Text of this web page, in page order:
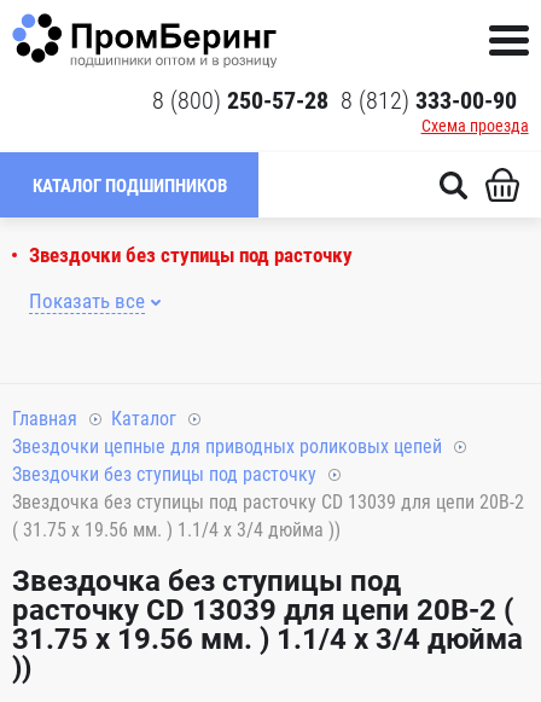
8 (800) 250-57-28 8 (812) 333-00-90
Схема проезда
КАТАЛОГ ПОДШИПНИКОВ
Звездочки без ступицы под расточку
Показать все
Главная
Каталог
Звездочки цепные для приводных роликовых цепей
Звездочки без ступицы под расточку
Звездочка без ступицы под расточку CD 13039 для цепи 20B-2
( 31.75 x 19.56 мм. ) 1.1/4 x 3/4 дюйма ))
Звездочка без ступицы под
расточку CD 13039 для цепи 20B-2 (
31.75 x 19.56 мм. ) 1.1/4 x 3/4 дюйма
))